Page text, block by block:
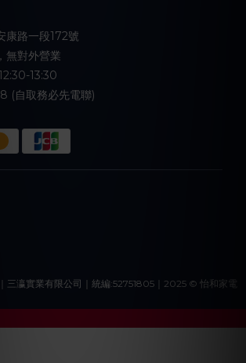
康路一段172號
無對外營業
13:30
(自取務必先電聯)
三瀛實業有限公司｜統編:52751805｜2025 © 怡和家電